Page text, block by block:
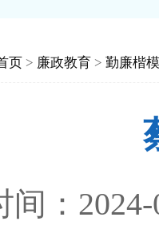
页 > 廉政教育 > 勤廉楷模
间：